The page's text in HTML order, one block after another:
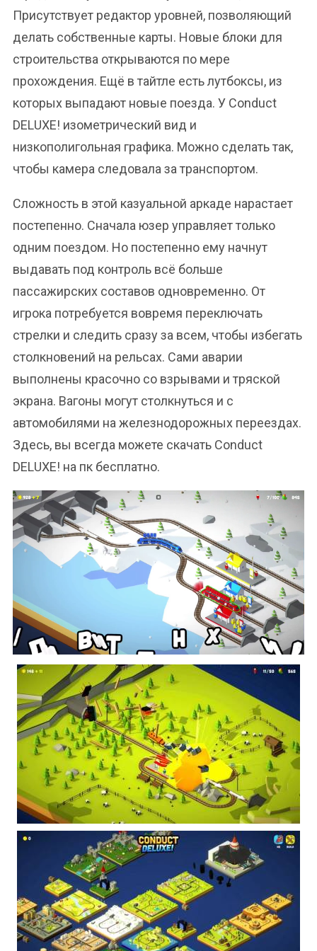
Присутствует редактор уровней, позволяющий
делать собственные карты. Новые блоки для
строительства открываются по мере
прохождения. Ещё в тайтле есть лутбоксы, из
которых выпадают новые поезда. У Conduct
DELUXE! изометрический вид и
низкополигольная графика. Можно сделать так,
чтобы камера следовала за транспортом.
Сложность в этой казуальной аркаде нарастает
постепенно. Сначала юзер управляет только
одним поездом. Но постепенно ему начнут
выдавать под контроль всё больше
пассажирских составов одновременно. От
игрока потребуется вовремя переключать
стрелки и следить сразу за всем, чтобы избегать
столкновений на рельсах. Сами аварии
выполнены красочно со взрывами и тряской
экрана. Вагоны могут столкнуться и с
автомобилями на железнодорожных переездах.
Здесь, вы всегда можете скачать Conduct
DELUXE! на пк бесплатно.